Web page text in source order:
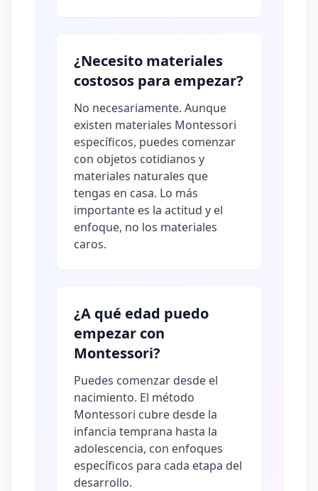
¿Necesito materiales
costosos para empezar?
No necesariamente. Aunque
existen materiales Montessori
específicos, puedes comenzar
con objetos cotidianos y
materiales naturales que
tengas en casa. Lo más
importante es la actitud y el
enfoque, no los materiales
caros.
¿A qué edad puedo
empezar con
Montessori?
Puedes comenzar desde el
nacimiento. El método
Montessori cubre desde la
infancia temprana hasta la
adolescencia, con enfoques
específicos para cada etapa del
desarrollo.